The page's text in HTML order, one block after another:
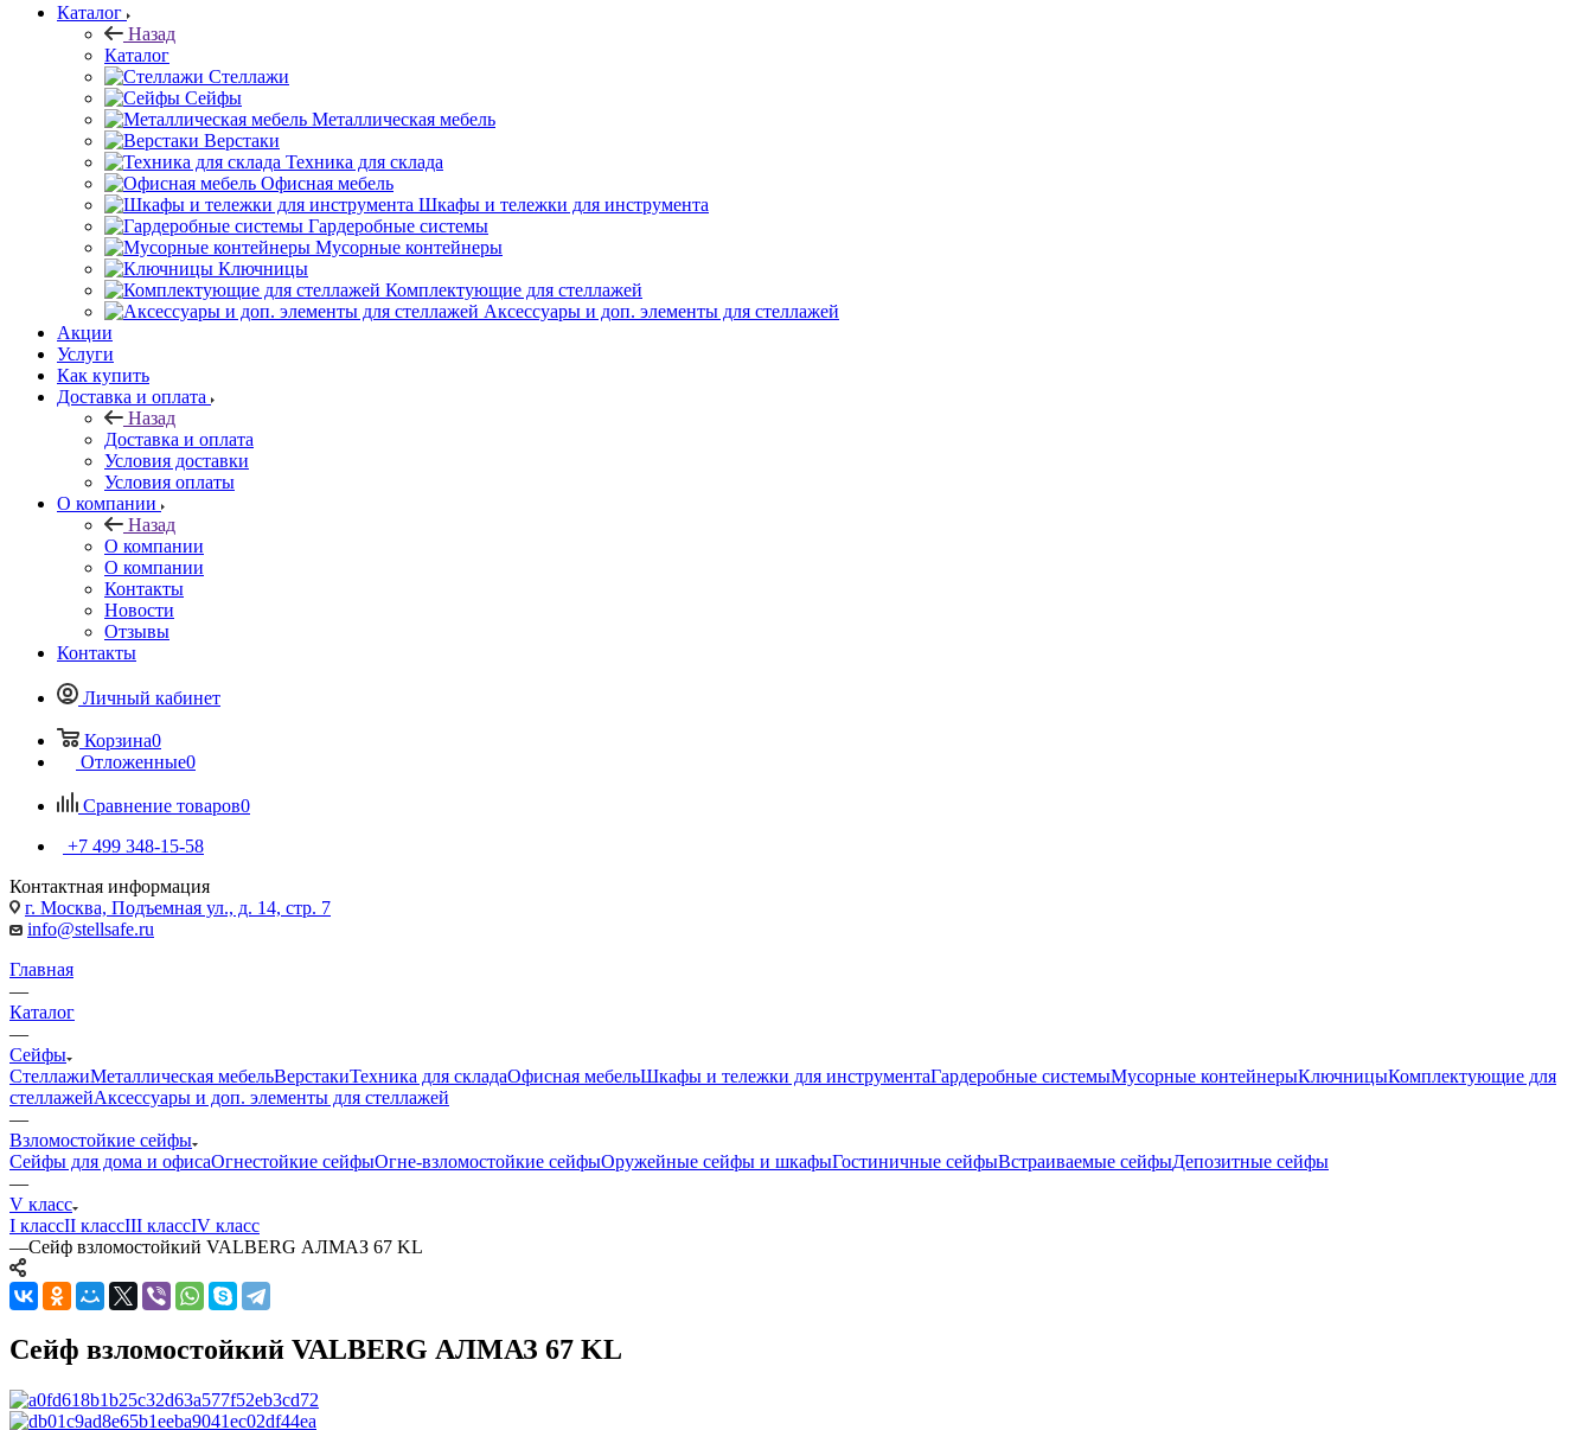
Каталог
Назад
Каталог
Стеллажи
Сейфы
Металлическая мебель
Верстаки
Техника для склада
Офисная мебель
Шкафы и тележки для инструмента
Гардеробные системы
Мусорные контейнеры
Ключницы
Комплектующие для стеллажей
Аксессуары и доп. элементы для стеллажей
Акции
Услуги
Как купить
Доставка и оплата
Назад
Доставка и оплата
Условия доставки
Условия оплаты
О компании
Назад
О компании
О компании
Контакты
Новости
Отзывы
Контакты
Личный кабинет
Корзина0
Отложенные0
Сравнение товаров0
+7 499 348-15-58
Контактная информация
г. Москва, Подъемная ул., д. 14, стр. 7
info@stellsafe.ru
Главная
—
Каталог
—
Сейфы
СтеллажиМеталлическая мебельВерстакиТехника для складаОфисная мебельШкафы и тележки для инструментаГардеробные системыМусорные контейнерыКлючницыКомплектующие для
стеллажейАксессуары и доп. элементы для стеллажей
—
Взломостойкие сейфы
Сейфы для дома и офисаОгнестойкие сейфыОгне-взломостойкие сейфыОружейные сейфы и шкафыГостиничные сейфыВстраиваемые сейфыДепозитные сейфы
—
V класс
I классII классIII классIV класс
—Сейф взломостойкий VALBERG АЛМАЗ 67 KL
Сейф взломостойкий VALBERG АЛМАЗ 67 KL